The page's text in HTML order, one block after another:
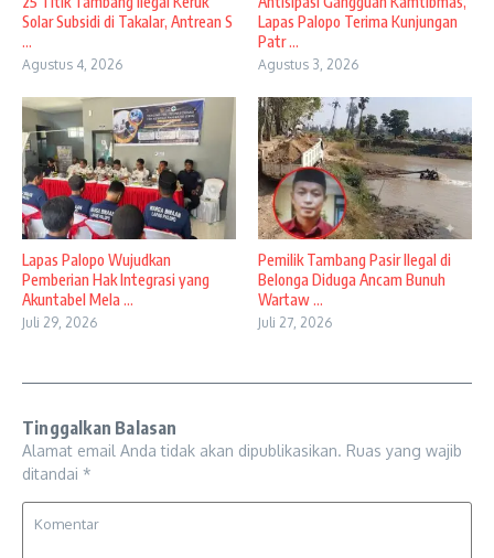
Solar Subsidi di Takalar, Antrean S
...
Agustus 4, 2026
Lapas Palopo Terima Kunjungan
Patr ...
Agustus 3, 2026
Lapas Palopo Wujudkan
Pemberian Hak Integrasi yang
Akuntabel Mela ...
Juli 29, 2026
Pemilik Tambang Pasir Ilegal di
Belonga Diduga Ancam Bunuh
Wartaw ...
Juli 27, 2026
Tinggalkan Balasan
Alamat email Anda tidak akan dipublikasikan. Ruas yang wajib
ditandai *